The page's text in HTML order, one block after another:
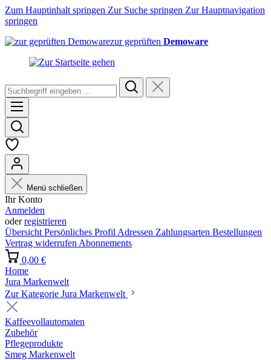
Zum Hauptinhalt springen Zur Suche springen Zur Hauptnavigation
springen
zur geprüften Demoware
Menü schließen
Ihr Konto
Anmelden
oderregistrieren
Übersicht Persönliches Profil Adressen Zahlungsarten Bestellungen
Vertrag widerrufen Abonnements
0,00 €
Home
Jura Markenwelt
Zur Kategorie Jura Markenwelt
Kaffeevollautomaten
Zubehör
Pflegeprodukte
Smeg Markenwelt